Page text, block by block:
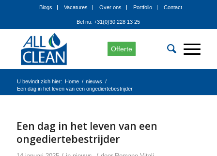
Blogs Vacatures Over ons Portfolio Contact
Bel nu: +31(0)30 228 13 25
Offerte
U bevindt zich hier: Home / nieuws /
Een dag in het leven van een ongediertebestrijder
Een dag in het leven van een
ongediertebestrijder